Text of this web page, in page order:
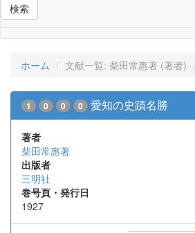
検索
ホーム 文献一覧: 柴田常惠著 (著者)
1 0 0 0 愛知の史蹟名勝
著者
柴田常惠著
出版者
三明社
巻号頁・発行日
1927